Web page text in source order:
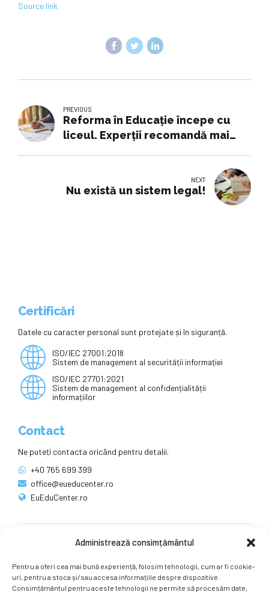
Administrează consimțământul
Pentru a oferi cea mai bună experiență, folosim tehnologii, cum ar fi cookie-
uri, pentru a stoca și/sau accesa informațiile despre dispozitive.
Consimțământul pentru aceste tehnologii ne permite să procesăm date,
Source link
PREVIOUS
Reforma în Educație începe cu
liceul. Experții recomandă mai
NEXT
Nu există un sistem legal!
Certificări
Datele cu caracter personal sunt protejate și în siguranță.
ISO/IEC 27001:2018
Sistem de management al securității informației
ISO/IEC 27701:2021
Sistem de management al confidențialității
informațiilor
Contact
Ne puteți contacta oricând pentru detalii.
+40 765 699 399
office@eueducenter.ro
EuEduCenter.ro
Ne puteți găsi și pe rețelele sociale.